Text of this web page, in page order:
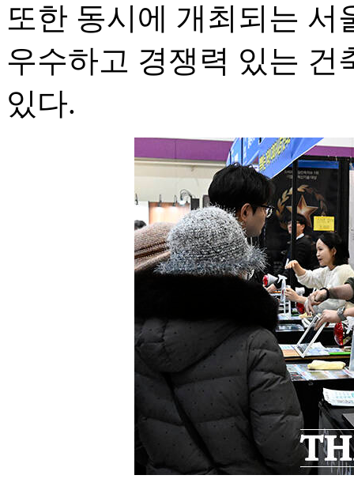
또한 동시에 개최되는
우수하고 경쟁력 있는 건
있다.